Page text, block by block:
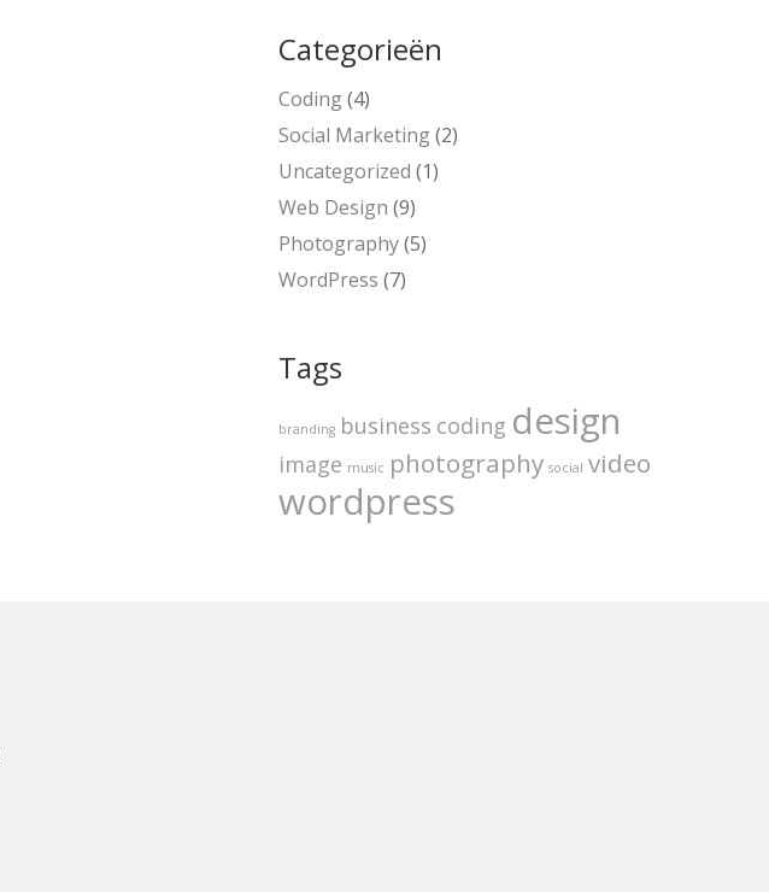
Categorieën
Coding(4)
Social Marketing(2)
Uncategorized (1)
Web Design (9)
Photography(5)
WordPress (7)
Tags
branding business coding design
image music photography social video
wordpress